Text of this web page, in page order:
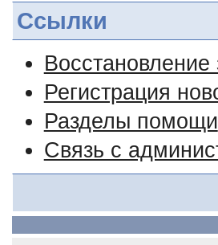
Ссылки
Восстановление
Регистрация
Разделы помощи
Связь с